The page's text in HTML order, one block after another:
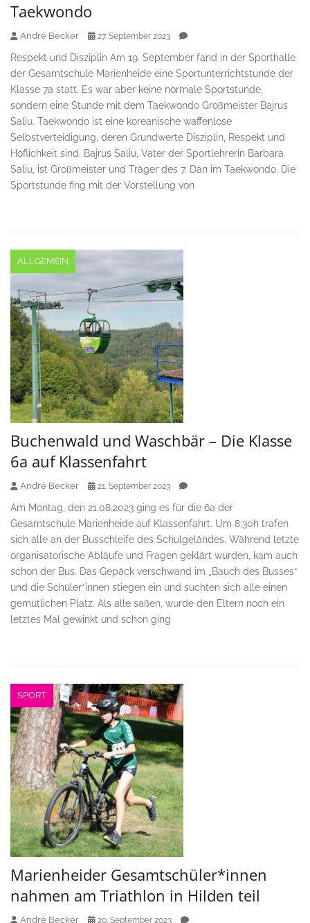
Taekwondo
André Becker 27. September 2023
Respekt und Disziplin Am 19. September fand in der Sporthalle
der Gesamtschule Marienheide eine Sportunterrichtstunde der
Klasse 7a statt. Es war aber keine normale Sportstunde,
sondern eine Stunde mit dem Taekwondo Großmeister Bajrus
Saliu. Taekwondo ist eine koreanische waffenlose
Selbstverteidigung, deren Grundwerte Disziplin, Respekt und
Höflichkeit sind. Bajrus Saliu, Vater der Sportlehrerin Barbara
Saliu, ist Großmeister und Träger des 7. Dan im Taekwondo. Die
Sportstunde fing mit der Vorstellung von
ALLGEMEIN
Buchenwald und Waschbär – Die Klasse
6a auf Klassenfahrt
André Becker 21. September 2023
Am Montag, den 21.08.2023 ging es für die 6a der
Gesamtschule Marienheide auf Klassenfahrt. Um 8:30h trafen
sich alle an der Busschleife des Schulgeländes. Während letzte
organisatorische Abläufe und Fragen geklärt wurden, kam auch
schon der Bus. Das Gepäck verschwand im „Bauch des Busses“
und die Schüler*innen stiegen ein und suchten sich alle einen
gemütlichen Platz. Als alle saßen, wurde den Eltern noch ein
letztes Mal gewinkt und schon ging
SPORT
Marienheider Gesamtschüler*innen
nahmen am Triathlon in Hilden teil
André Becker 20. September 2023